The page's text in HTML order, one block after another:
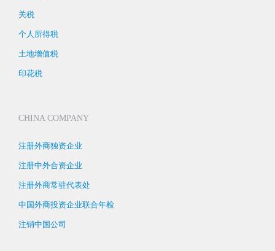
关税
个人所得税
土地增值税
印花税
CHINA COMPANY
注册外商独资企业
注册中外合资企业
注册外商常驻代表处
中国外商投资企业联合年检
注销中国公司